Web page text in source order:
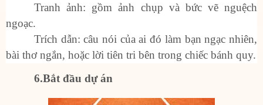
Tranh ảnh: gồm ảnh chụp và bức vẽ nguệch
ngoạc.
Trích dẫn: câu nói của ai đó làm bạn ngạc nhiên,
bài thơ ngắn, hoặc lời tiên tri bên trong chiếc bánh quy.
6.Bắt đầu dự án